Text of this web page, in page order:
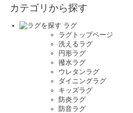
カテゴリから探す
ラグ
ラグトップページ
洗えるラグ
円形ラグ
撥水ラグ
ウレタンラグ
ダイニングラグ
キッズラグ
防炎ラグ
防音ラグ